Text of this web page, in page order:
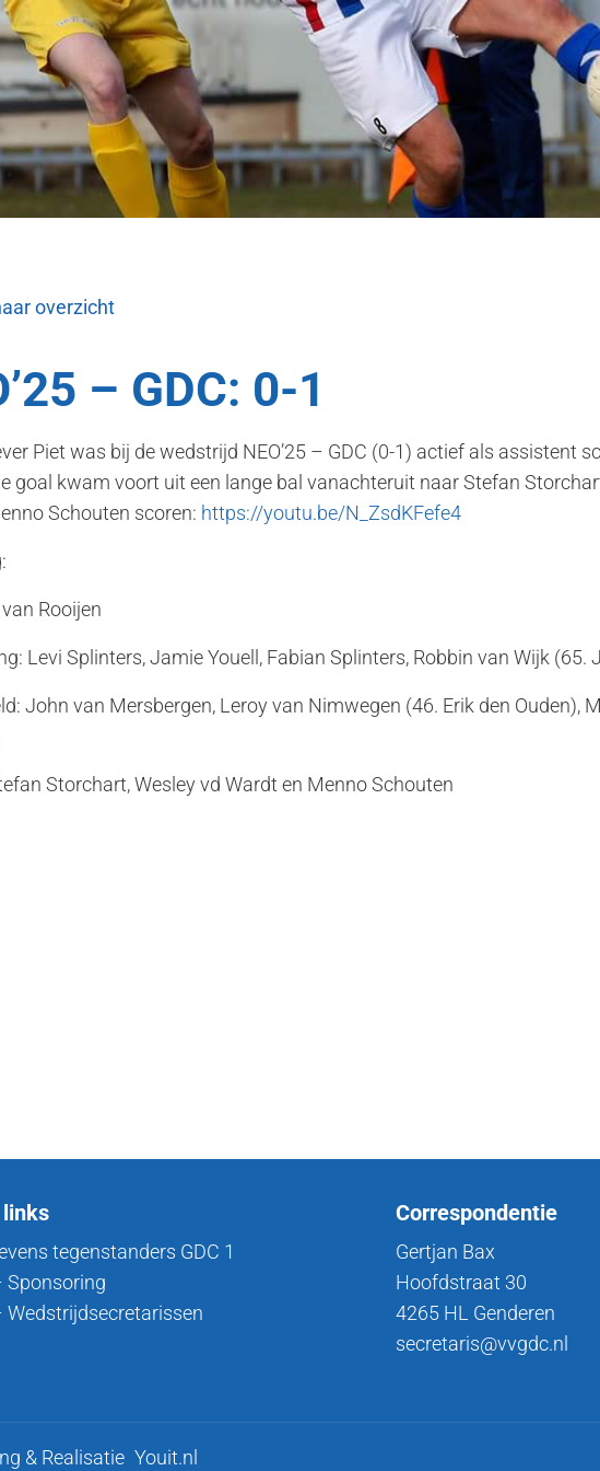
overzicht
– GDC: 0-1
Piet was bij de wedstrijd NEO’25 – GDC (0-1) actief als assistent
goal kwam voort uit een lange bal vanachteruit naar Stefan
Schouten scoren: https://youtu.be/N_ZsdKFefe4
Rooijen
Levi Splinters, Jamie Youell, Fabian Splinters, Robbin van Wijk (65.
John van Mersbergen, Leroy van Nimwegen (46. Erik den Ouden),
Storchart, Wesley vd Wardt en Menno Schouten
links
tegenstanders GDC 1
Sponsoring
Wedstrijdsecretarissen
Correspondentie
Gertjan Bax
Hoofdstraat 30
4265 HL Genderen
secretaris@vvgdc.nl
& Realisatie Youit.nl